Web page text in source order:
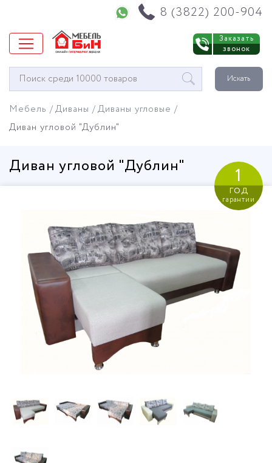
8 (3822) 200-904
Заказать
звонок
Окно
поиска
Искать
Мебель Диваны
Диваны угловые
Диван угловой "Дублин"
Диван угловой "Дублин" 1
год
гарантии